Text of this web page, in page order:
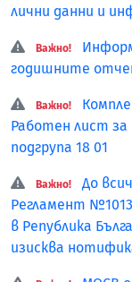
лични данни и
Важно!
годишните
Важно!
Работен лист
подгрупа 18 01
Важно!
До
Регламент
в Република
изисква